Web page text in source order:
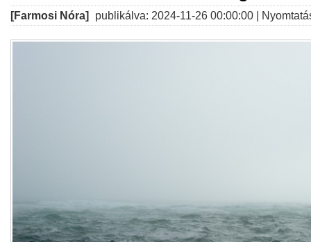
[Farmosi Nóra] publikálva: 2024-11-26 00:00:00 |